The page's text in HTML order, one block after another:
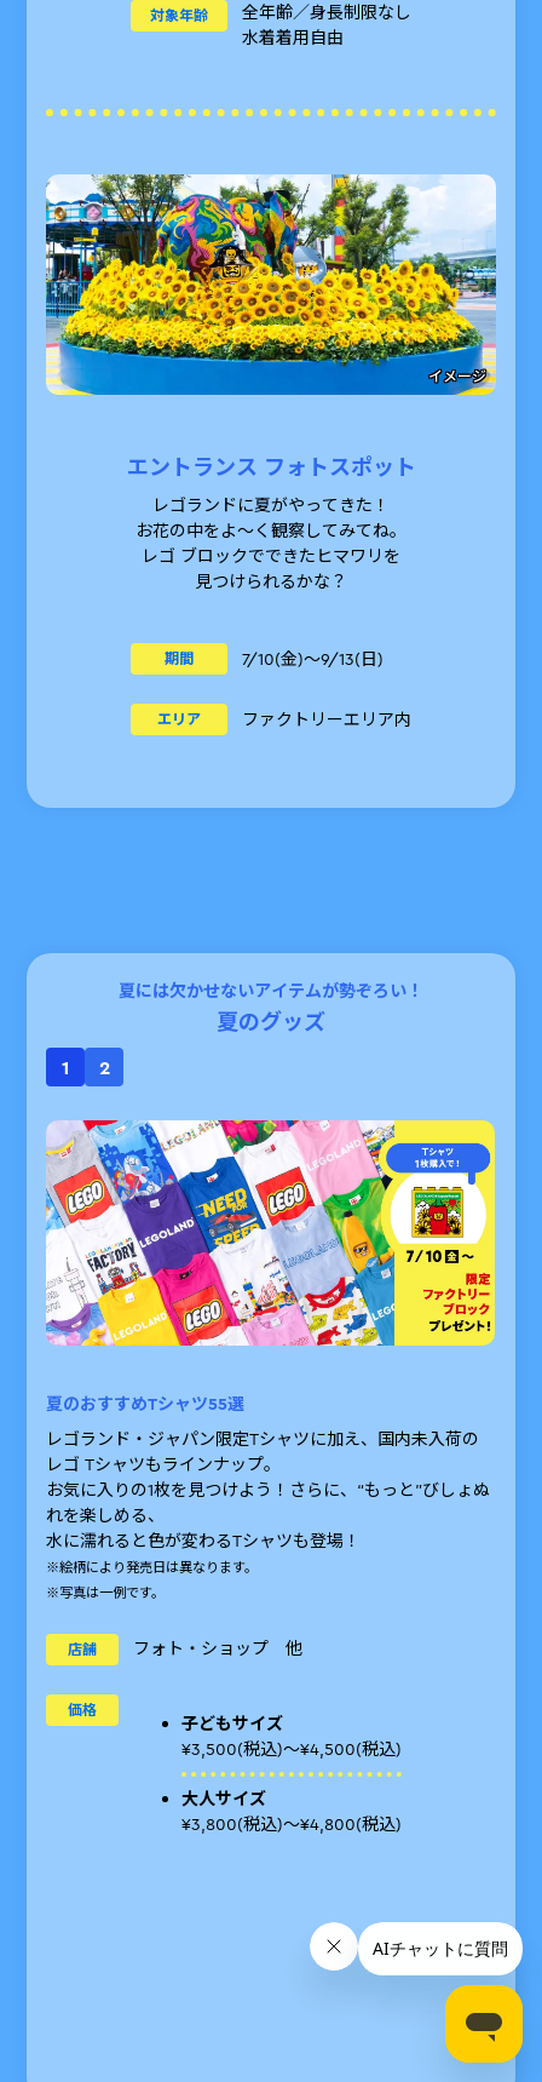
対象年齢
全年齢／身長制限なし
水着着用自由
イメージ
エントランス フォトスポット
レゴランドに夏がやってきた！
お花の中をよ～く観察してみてね。
レゴ ブロックでできたヒマワリを
見つけられるかな？
期間 7/10(金)～9/13(日)
エリア ファクトリーエリア内
夏には欠かせないアイテムが勢ぞろい！
夏のグッズ
夏のおすすめTシャツ55選
レゴランド・ジャパン限定Tシャツに加え、国内未入荷の
レゴ Tシャツもラインナップ。
お気に入りの1枚を見つけよう！さらに、“もっと”びしょぬ
れを楽しめる、
水に濡れると色が変わるTシャツも登場！
※絵柄により発売日は異なります。
※写真は一例です。
店舗 フォト・ショップ 他
価格
子どもサイズ
¥3,500(税込)～¥4,500(税込)
大人サイズ
¥3,800(税込)～¥4,800(税込)
1 2